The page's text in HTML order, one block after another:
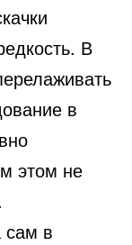
В
в
этом не
сам в